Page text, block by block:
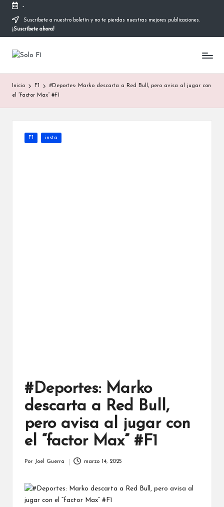
Saltar
-
Suscríbete a nuestro boletín y no te pierdas nuestras mejores publicaciones.
¡Suscríbete ahora!
S
o
l
o
Para
la
F1
Inicio F1
#Deportes: Marko descarta a Red Bull, pero avisa al jugar con
el “factor Max” #F1
Publicada
F1 insta
#Deportes: Marko
descarta a Red Bull,
pero avisa al jugar con
el “factor Max” #F1
Por Joel Guerra marzo 14, 2025